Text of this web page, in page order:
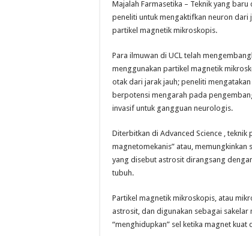
Majalah Farmasetika – Teknik yang
peneliti untuk mengaktifkan neuron dari
partikel magnetik mikroskopis.
Para ilmuwan di UCL telah
menggunakan partikel magnetik
otak dari jarak jauh; peneliti
berpotensi mengarah pada
invasif untuk gangguan neurologis.
Diterbitkan di Advanced Science , teknik
magnetomekanis” atau, memungkinkan
yang disebut astrosit dirangsang
tubuh.
Partikel magnetik mikroskopis, atau
astrosit, dan digunakan sebagai sakelar
“menghidupkan” sel ketika magnet